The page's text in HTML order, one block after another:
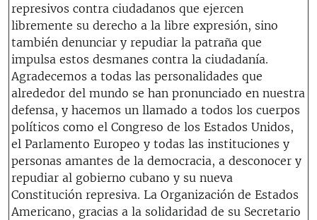
represivos contra ciudadanos que ejercen
libremente su derecho a la libre expresión, sino
también denunciar y repudiar la patraña que
impulsa estos desmanes contra la ciudadanía.
Agradecemos a todas las personalidades que
alrededor del mundo se han pronunciado en nuestra
defensa, y hacemos un llamado a todos los cuerpos
políticos como el Congreso de los Estados Unidos,
el Parlamento Europeo y todas las instituciones y
personas amantes de la democracia, a desconocer y
repudiar al gobierno cubano y su nueva
Constitución represiva. La Organización de Estados
Americano, gracias a la solidaridad de su Secretario